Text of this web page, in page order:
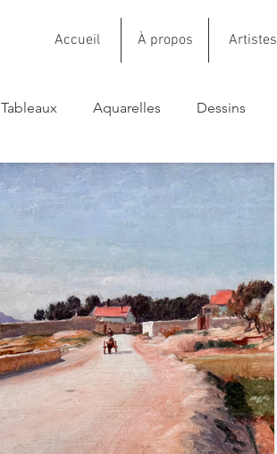
Accueil À propos Artistes
Tableaux Aquarelles Dessins